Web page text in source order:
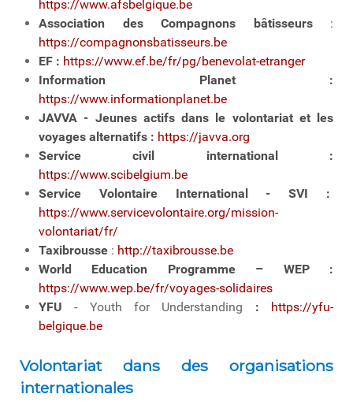
https://www.afsbelgique.be
Association des Compagnons bâtisseurs:
https://compagnonsbatisseurs.be
EF : https://www.ef.be/fr/pg/benevolat-etranger
Information Planet :
https://www.informationplanet.be
JAVVA - Jeunes actifs dans le volontariat et les
voyages alternatifs : https://javva.org
Service civil international:
https://www.scibelgium.be
Service Volontaire International - SVI :
https://www.servicevolontaire.org/mission-
volontariat/fr/
Taxibrousse : http://taxibrousse.be
World Education Programme – WEP :
https://www.wep.be/fr/voyages-solidaires
YFU- Youth for Understanding :
https://yfu-
belgique.be
Volontariat dans des organisations
internationales